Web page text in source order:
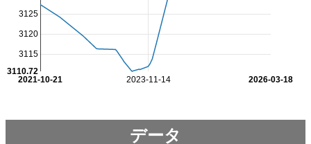
2023-11-14
2021-10-21 2026-03-18
3115
3120
3125
3110.72
データ